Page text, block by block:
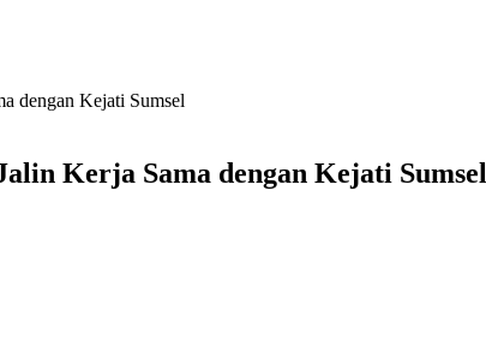
dengan Kejati Sumsel
Kerja Sama dengan Kejati Sumsel